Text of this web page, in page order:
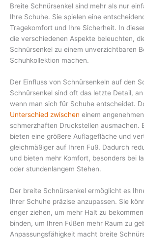
Breite Schnürsenkel sind mehr als nur
Ihre Schuhe. Sie spielen eine
Tragekomfort und Ihre Sicherheit. In
die verschiedenen Aspekte beleuchten,
Schnürsenkel zu einem unverzichtbaren
Schuhkollektion machen.
Der Einfluss von Schnürsenkeln auf den
Schnürsenkel sind oft das letzte Detail,
wenn man sich für Schuhe entscheidet.
Unterschied zwischen einem
schmerzhaften Druckstellen ausmachen.
bieten eine größere Auflagefläche und
gleichmäßiger auf Ihren Fuß. Dadurch
und bieten mehr Komfort, besonders bei
oder stundenlangem Stehen.
Der breite Schnürsenkel ermöglicht es
Ihrer Schuhe präzise anzupassen. Sie
enger ziehen, um mehr Halt zu
binden, um Ihren Füßen mehr Raum zu
Anpassungsfähigkeit macht breite